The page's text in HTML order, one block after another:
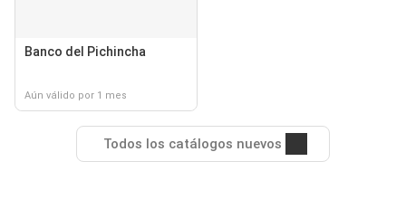
Banco del Pichincha
Aún válido por 1 mes
Todos los catálogos nuevos